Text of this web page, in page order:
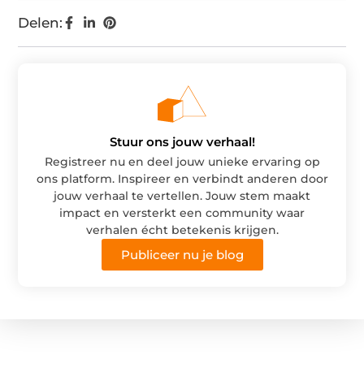
Delen:
Stuur ons jouw verhaal!
Registreer nu en deel jouw unieke ervaring op
ons platform. Inspireer en verbindt anderen door
jouw verhaal te vertellen. Jouw stem maakt
impact en versterkt een community waar
verhalen écht betekenis krijgen.
Publiceer nu je blog